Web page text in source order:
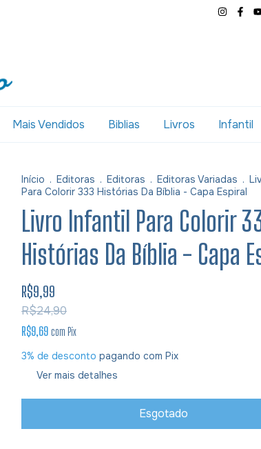
Mais Vendidos Biblias Livros Infantil
Início . Editoras . Editoras . Editoras Variadas .
Para Colorir 333 Histórias Da Bíblia - Capa Espiral
Livro Infantil Para Colorir
Histórias Da Bíblia - Capa
R$9,99
R$24,90
R$9,69 com Pix
3% de desconto pagando com Pix
Ver mais detalhes